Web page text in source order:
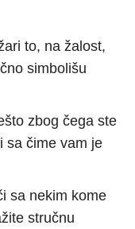
to, na žalost,
simbolišu
zbog čega ste
sa čime vam je
sa nekim kome
stručnu